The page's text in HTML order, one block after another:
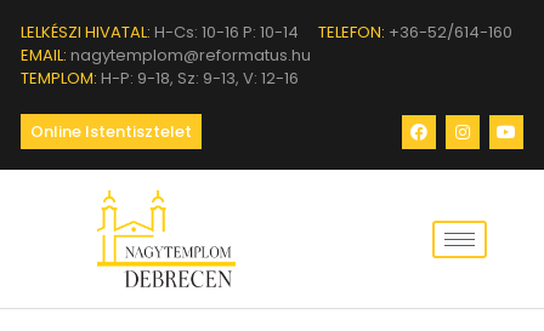
LELKÉSZI HIVATAL: H-Cs: 10-16 P: 10-14 TELEFON: +36-52/614-160
EMAIL: nagytemplom@reformatus.hu
TEMPLOM: H-P: 9-18, Sz: 9-13, V: 12-16
Online Istentisztelet